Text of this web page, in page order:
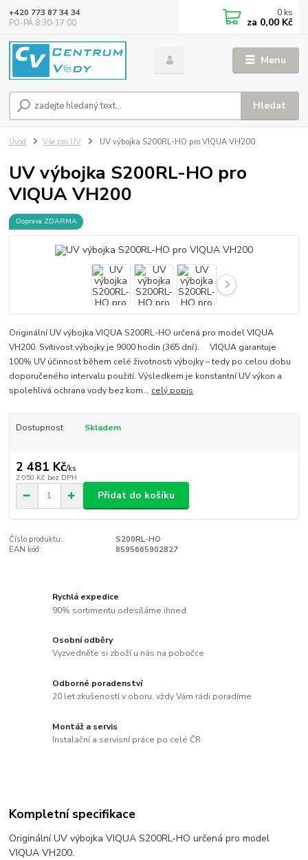
Menu
Hledat
+420 773 87 34 34
PO-PÁ 8:30-17:00
0 ks
za 0,00 Kč
Úvod Vše pro UV UV výbojka S200RL-HO pro VIQUA VH200
UV výbojka S200RL-HO pro
VIQUA VH200
Doprava ZDARMA
Originální UV výbojka VIQUA S200RL-HO určená pro model VIQUA
VH200. Svítivost výbojky je 9000 hodin (365 dní). VIQUA garantuje
100% UV účinnost během celé životnosti výbojky – tedy po celou dobu
doporučeného intervalu použití. Výsledkem je konstantní UV výkon a
spolehlivá ochrana vody bez kom... celý popis
Dostupnost Skladem
2 481 Kč/ks
2 050 Kč bez DPH
Přidat do košíku
Číslo produktu:
S200RL-HO
EAN kód:
8595665902827
Rychlá expedice
90% sortimentu odesíláme ihned
Osobní odběry
Vyzvedněte si zboží u nás na pobočce
Odborné poradenství
20 let zkušeností v oboru, vždy Vám rádi poradíme
Montáž a servis
Instalační a servisní práce po celé ČR
Kompletní specifikace
Originální UV výbojka VIQUA S200RL-HO určená pro model
VIQUA VH200.